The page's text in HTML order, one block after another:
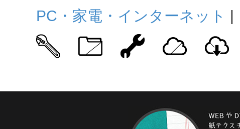
PC・家電・インターネット |